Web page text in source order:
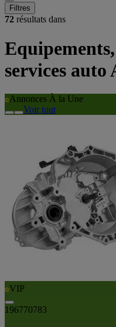
Filtres
72 résultats dans
Equipements,
services
Annonces À la Une
Voir tout
VIP
196770783